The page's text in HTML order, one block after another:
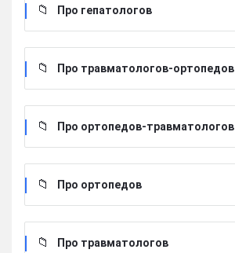
Про гепатологов
Про травматологов-ортопедов
Про ортопедов-травматологов
Про ортопедов
Про травматологов